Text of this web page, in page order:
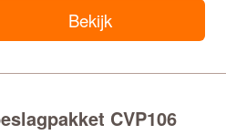
Bekijk
CVP106